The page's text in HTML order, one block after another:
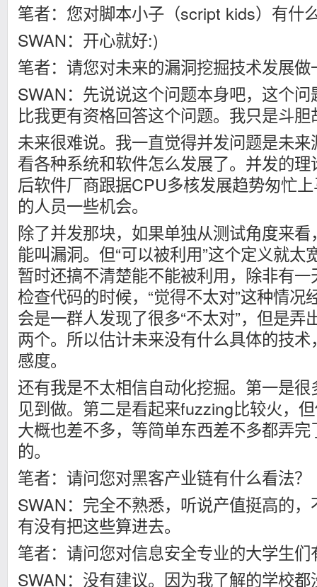
笔者：您对脚本小子（script kids）有什
SWAN：开心就好:)
笔者：请您对未来的漏洞挖掘技术发展
SWAN：先说说这个问题本身吧，这个
比我更有资格回答这个问题。我只是斗
未来很难说。我一直觉得并发问题是未
看各种系统和软件怎么发展了。并发的
后软件厂商跟据CPU多核发展趋势匆忙
的人员一些机会。
除了并发那块，如果单独从测试角度来
能叫漏洞。但“可以被利用”这个定义就太
暂时还搞不清楚能不能被利用，除非有
检查代码的时候，“觉得不太对”这种情况
会是一群人发现了很多“不太对”，但是弄
两个。所以估计未来没有什么具体的技
感度。
还有我是不太相信自动化挖掘。第一是
见到做。第二是看起来fuzzing比较火，
大概也差不多，等简单东西差不多都弄
的。
笔者：请问您对黑客产业链有什么看法？
SWAN：完全不熟悉，听说产值挺高的
有没有把这些算进去。
笔者：请问您对信息安全专业的大学生
SWAN：没有建议。因为我了解的学校